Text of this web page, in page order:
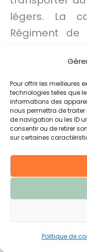
Pour offrir les meilleures
technologies telles que
informations des
nous permettra de
de navigation ou les ID
consentir ou de retirer
sur certaines
Politique de
légers. La
Régiment de
et dans les
maquis
Limousinont
pour des
les
les
la
traces de ces